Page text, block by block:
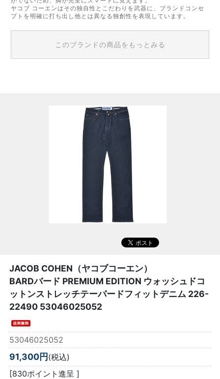
ヤコブ コーエンはその独自性とこだわりを武器に、ブランドコンセ
プトを明確に打ち出し他とは異なる独創性を表現しています。
このブランドの商品をもっとみる
JACOB COHEN（ヤコブコーエン）
BARDバード PREMIUM EDITION ウォッシュドコ
ットンストレッチテーパードフィットデニム 226-
22490 53046025052
53046025052
91,300円(税込)
[830ポイント進呈 ]